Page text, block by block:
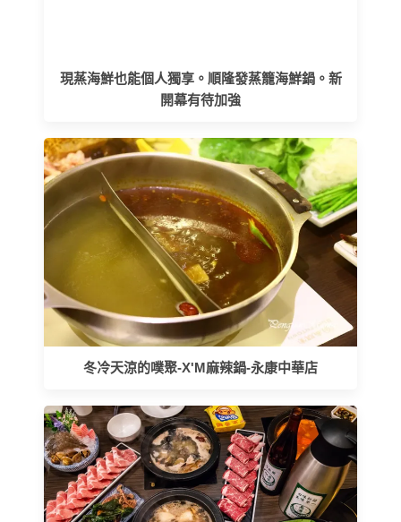
現蒸海鮮也能個人獨享。順隆發蒸籠海鮮鍋。新
開幕有待加強
冬冷天涼的噗聚-X'M麻辣鍋-永康中華店